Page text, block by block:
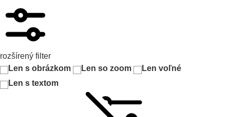
rozšírený filter
Len s obrázkom
Len so zoom
Len voľné
Len s textom